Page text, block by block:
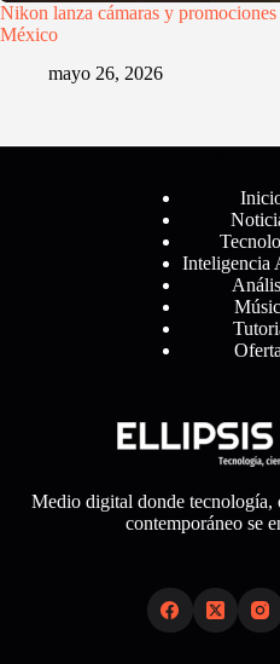
Nikon lanza cámaras y promociones
México
mayo 26, 2026
Inteligencia
Medio digital donde tecnología,
contemporáneo se